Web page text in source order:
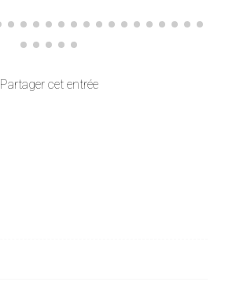
Partager cet entrée